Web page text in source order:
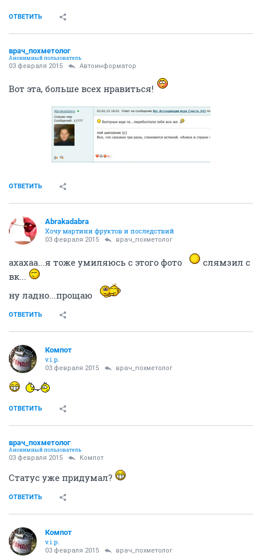
ОТВЕТИТЬ
врач_похметолог
Анонимный пользователь
03 февраля 2015 Автоинформатор
Вот эта, больше всех нравиться!
ОТВЕТИТЬ
Abrakadabra
Хочу мартини фруктов и последствий
03 февраля 2015 врач_похметолог
ахахаа...я тоже умиляюсь с этого фото
слямзил с
вк...
ну ладно...прощаю
ОТВЕТИТЬ
Компот
v.i.p.
03 февраля 2015 врач_похметолог
ОТВЕТИТЬ
врач_похметолог
Анонимный пользователь
03 февраля 2015 Компот
Статус уже придумал?
ОТВЕТИТЬ
Компот
v.i.p.
03 февраля 2015 врач_похметолог